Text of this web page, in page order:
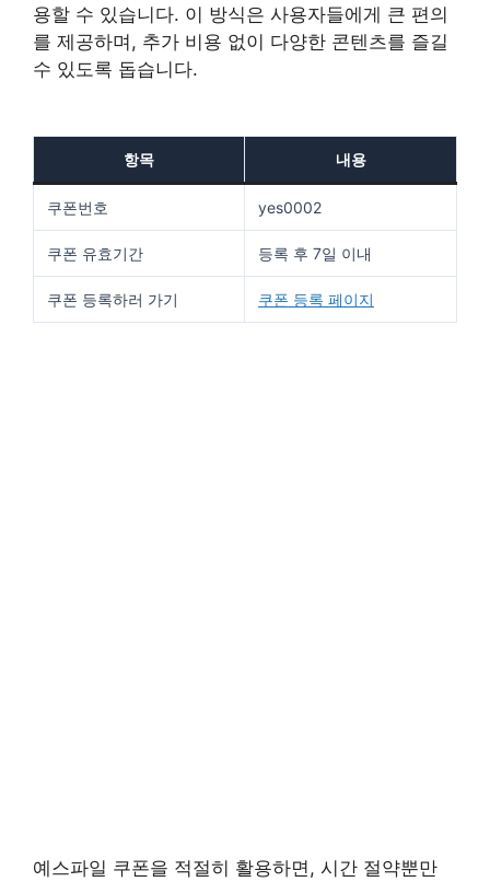
용할 수 있습니다. 이 방식은 사용자들에게 큰 편의
를 제공하며, 추가 비용 없이 다양한 콘텐츠를 즐길
수 있도록 돕습니다.
항목 내용
쿠폰번호 yes0002
쿠폰 유효기간 등록 후 7일 이내
쿠폰 등록하러 가기 쿠폰 등록 페이지
예스파일 쿠폰을 적절히 활용하면, 시간 절약뿐만